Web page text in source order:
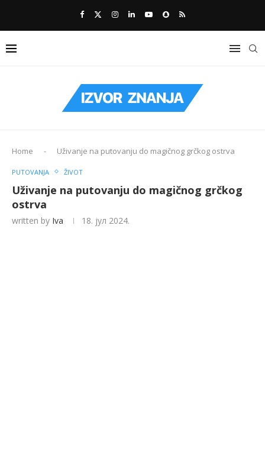
Home - Uživanje na putovanju do magičnog grčkog ostrva
PUTOVANJA ŽIVOT
Uživanje na putovanju do magičnog grčkog
ostrva
written by Iva 18. јул 2024.